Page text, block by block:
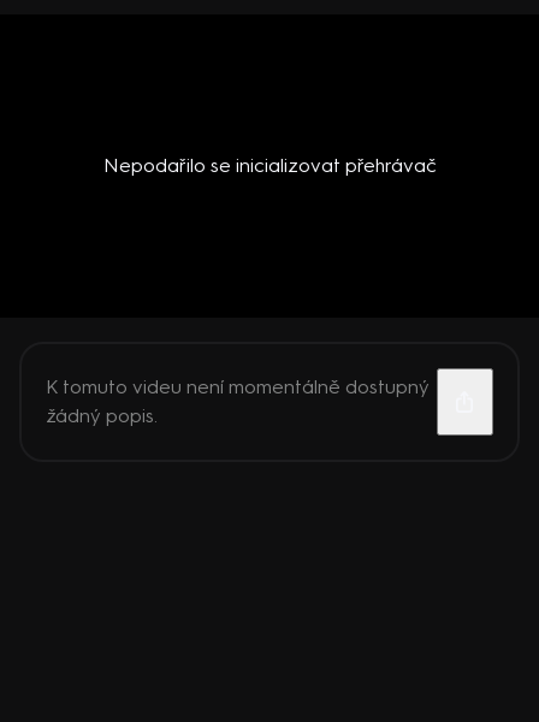
Nepodařilo se inicializovat přehrávač
K tomuto videu není momentálně dostupný
žádný popis.